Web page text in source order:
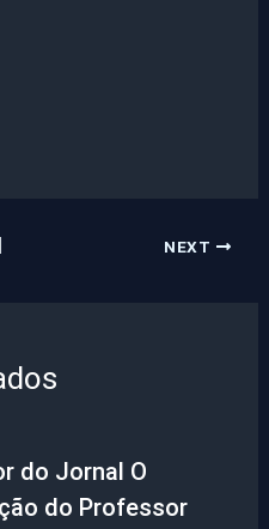
NEXT
do Jornal O
do Professor